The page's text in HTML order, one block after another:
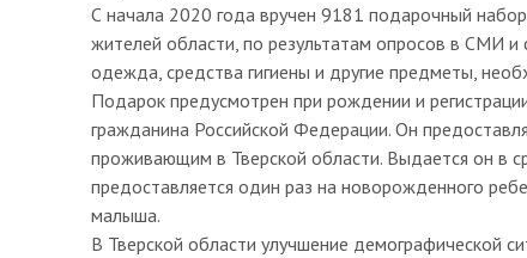
С начала 2020 года вручен 9181 подарочный
жителей области, по результатам опросов в СМИ и
одежда, средства гигиены и другие предметы,
Подарок предусмотрен при рождении и
гражданина Российской Федерации. Он
проживающим в Тверской области. Выдается он в
предоставляется один раз на новорожденного
малыша.
В Тверской области улучшение демографической